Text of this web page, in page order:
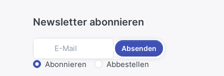
Newsletter abonnieren
Absenden
Aktion wählen
Abonnieren Abbestellen